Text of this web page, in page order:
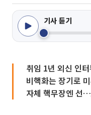
기사 듣기
취임 1년 외신 인
비핵화는 장기로
자체 핵무장엔 선